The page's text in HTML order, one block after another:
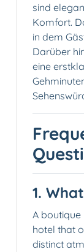
sind
Komfort.
in dem
Darüber
eine
1.
A boutique
hotel that
distinct